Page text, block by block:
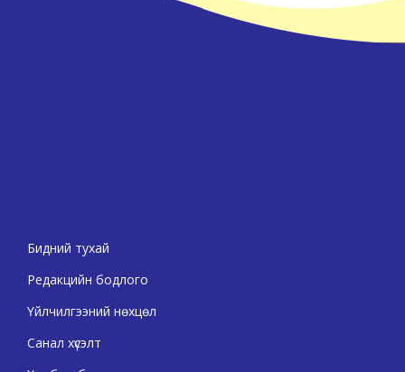
Бидний тухай
Редакцийн бодлого
Үйлчилгээний нөхцөл
Санал хүсэлт